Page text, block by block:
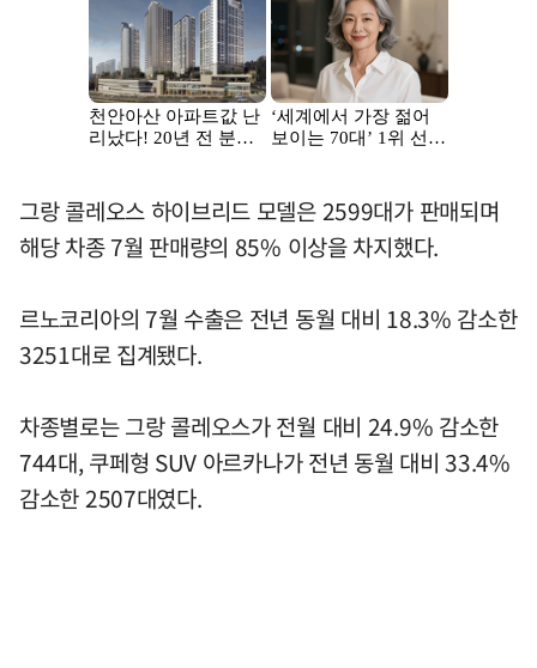
그랑 콜레오스 하이브리드 모델은 2599대가 판매되며
해당 차종 7월 판매량의 85% 이상을 차지했다.
르노코리아의 7월 수출은 전년 동월 대비 18.3% 감소한
3251대로 집계됐다.
차종별로는 그랑 콜레오스가 전월 대비 24.9% 감소한
744대, 쿠페형 SUV 아르카나가 전년 동월 대비 33.4%
감소한 2507대였다.